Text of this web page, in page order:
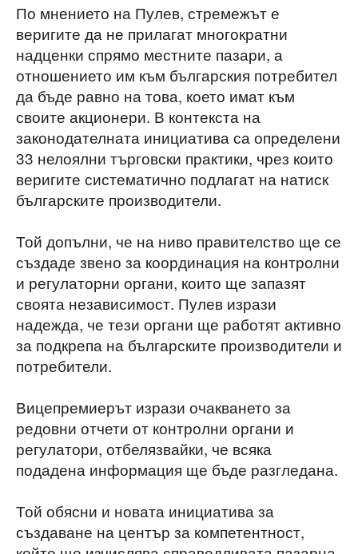
По мнението на Пулев, стремежът е
веригите да не прилагат многократни
надценки спрямо местните пазари, а
отношението им към българския потребител
да бъде равно на това, което имат към
своите акционери. В контекста на
законодателната инициатива са определени
33 нелоялни търговски практики, чрез които
веригите систематично подлагат на натиск
българските производители.
Той допълни, че на ниво правителство ще се
създаде звено за координация на контролни
и регулаторни органи, които ще запазят
своята независимост. Пулев изрази
надежда, че тези органи ще работят активно
за подкрепа на българските производители и
потребители.
Вицепремиерът изрази очакването за
редовни отчети от контролни органи и
регулатори, отбелязвайки, че всяка
подадена информация ще бъде разгледана.
Той обясни и новата инициатива за
създаване на център за компетентност,